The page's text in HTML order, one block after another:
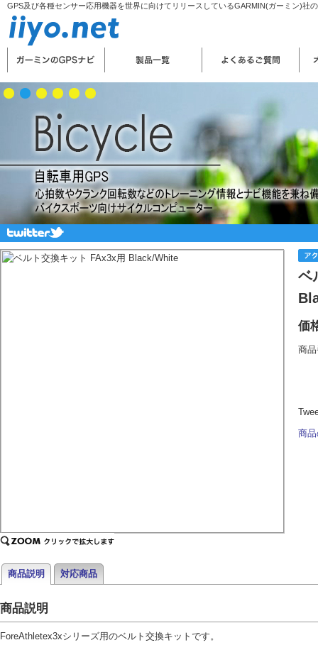
GPS及び各種センサー応用機器を世界に向けてリリースしているGARMIN(ガーミン)社
ベ
価
商
商
商品説明 対応商品
商品説明
ForeAthletex3xシリーズ用のベルト交換キットです。